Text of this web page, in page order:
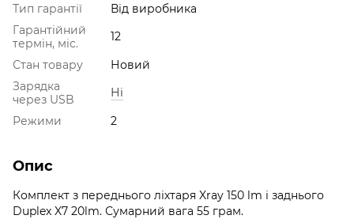
Тип гарантії
Від виробника
Гарантійний
термін, міс.
12
Стан товару
Новий
Зарядка
через USB
Ні
Режими
2
Опис
Комплект з переднього ліхтаря Xray 150 lm і заднього
Duplex X7 20lm. Сумарний вага 55 грам.